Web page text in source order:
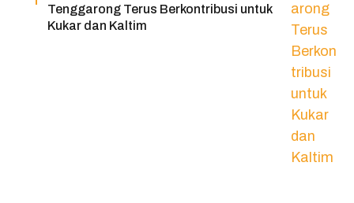
Tenggarong Terus Berkontribusi untuk
Kukar dan Kaltim